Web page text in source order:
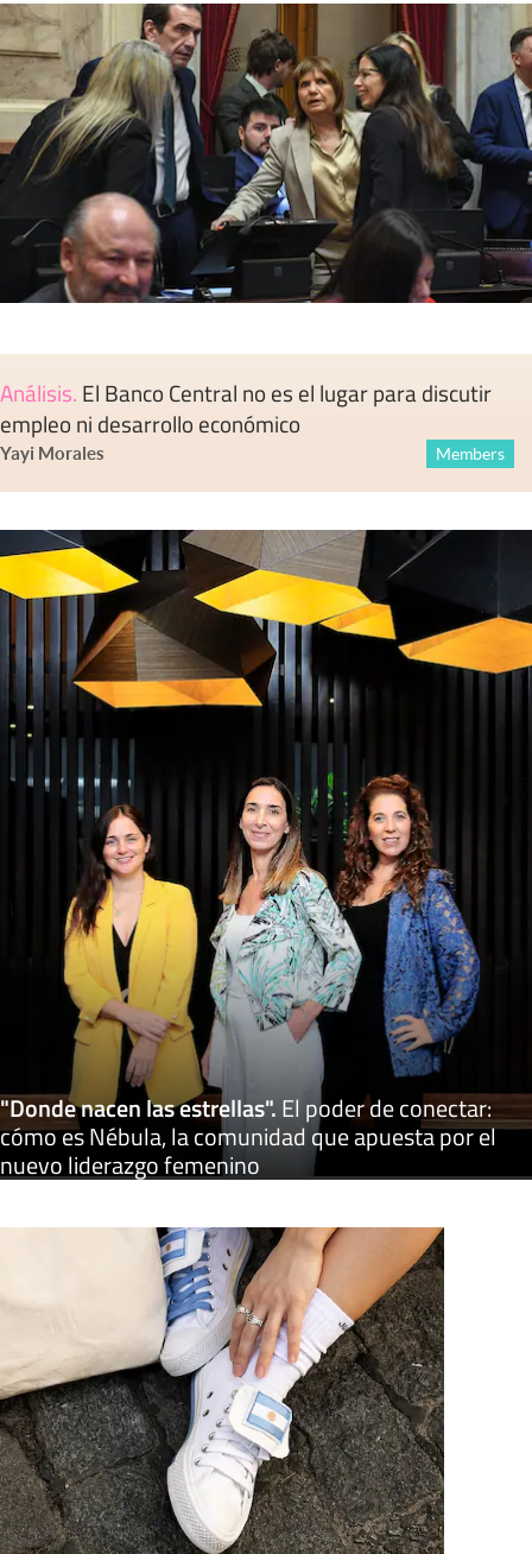
Análisis. El Banco Central no es el lugar para discutir
empleo ni desarrollo económico
Yayi Morales Members
"Donde nacen las estrellas".El poder de conectar:
cómo es Nébula, la comunidad que apuesta por el
nuevo liderazgo femenino